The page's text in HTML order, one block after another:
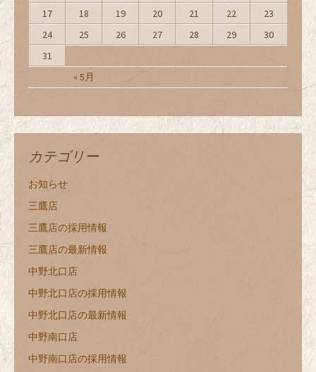
« 5月
17
18 19 20 21 22
23
24
25 26 27 28 29
30
31
カテゴリー
お知らせ
三鷹店
三鷹店の採用情報
三鷹店の最新情報
中野北口店
中野北口店の採用情報
中野北口店の最新情報
中野南口店
中野南口店の採用情報